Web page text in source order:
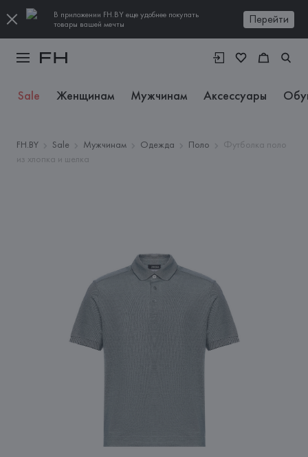
В приложении FH.BY еще удобнее покупать
товары вашей мечты
Перейти
Sale Женщинам Мужчинам Аксессуары
FH.BY Sale Мужчинам Одежда Поло
Футболка поло
из хлопка и шелка